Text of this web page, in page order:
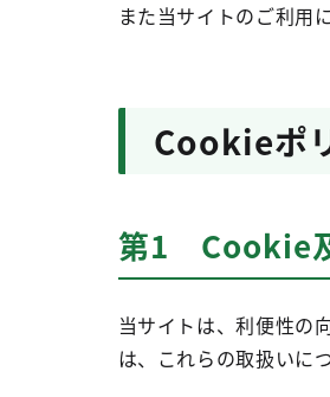
また当サイトのご利用
Cookieポ
第1 Cookie
当サイトは、利便性の
は、これらの取扱いに